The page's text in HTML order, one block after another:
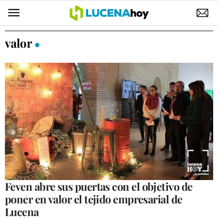
POLÍTICA
ELECCIONES
SUCESOS
ECONOMÍA
DESARROLLO LOCAL
LUCENA EMPRESAS
OCIO
COFRADÍAS
valor
Feven abre sus puertas con el objetivo de
poner en valor el tejido empresarial de
Lucena